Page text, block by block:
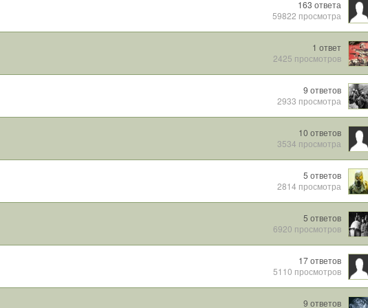
163 ответа
59822 просмотра
1 ответ
2425 просмотров
9 ответов
2933 просмотра
10 ответов
3534 просмотра
5 ответов
2814 просмотра
5 ответов
6920 просмотров
17 ответов
5110 просмотров
9 ответов